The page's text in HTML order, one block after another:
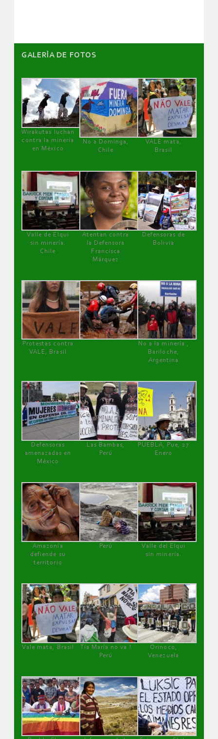
GALERÌA DE FOTOS
Wirakutas luchan
contra la minería
en México
No a Dominga,
Chile
VALE mata,
Brasil
Valle de Elqui
sin minería.
Chile
Atentan contra
la Defensora
Francisca
Márquez
Defensoras de
Bolivia
Protestas contra
VALE, Brasil
No a la minería ,
Bariloche,
Argentina
Defensoras
amenazadas en
México
Las Bambas,
Perú
PUEBLA, Pue, 27
Enero
Amazonía
defiende su
territorio
Perú
Valle del Elqui
sin minería.
Vale mata, Brasil
Tía María no va !
Perú
Orinoco,
Venezuela